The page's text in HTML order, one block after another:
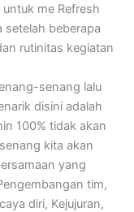
me Refresh
setelah beberapa
rutinitas kegiatan
senang lalu
disini adalah
100% tidak akan
kita akan
yang
tim,
diri, Kejujuran,